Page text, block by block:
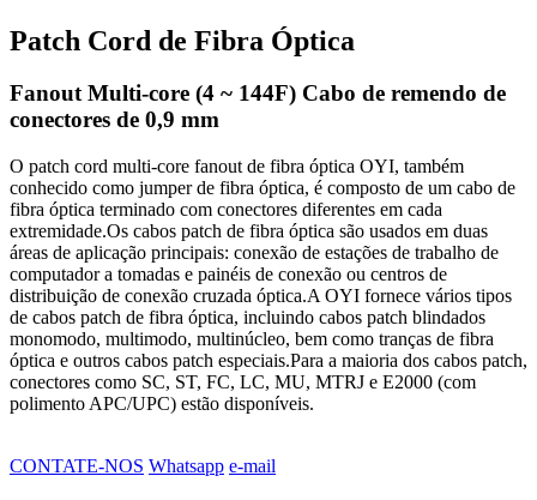
Patch Cord de Fibra Óptica
Fanout Multi-core (4 ~ 144F) Cabo de remendo de
conectores de 0,9 mm
O patch cord multi-core fanout de fibra óptica OYI, também
conhecido como jumper de fibra óptica, é composto de um cabo de
fibra óptica terminado com conectores diferentes em cada
extremidade.Os cabos patch de fibra óptica são usados ​​em duas
áreas de aplicação principais: conexão de estações de trabalho de
computador a tomadas e painéis de conexão ou centros de
distribuição de conexão cruzada óptica.A OYI fornece vários tipos
de cabos patch de fibra óptica, incluindo cabos patch blindados
monomodo, multimodo, multinúcleo, bem como tranças de fibra
óptica e outros cabos patch especiais.Para a maioria dos cabos patch,
conectores como SC, ST, FC, LC, MU, MTRJ e E2000 (com
polimento APC/UPC) estão disponíveis.
CONTATE-NOS Whatsapp e-mail